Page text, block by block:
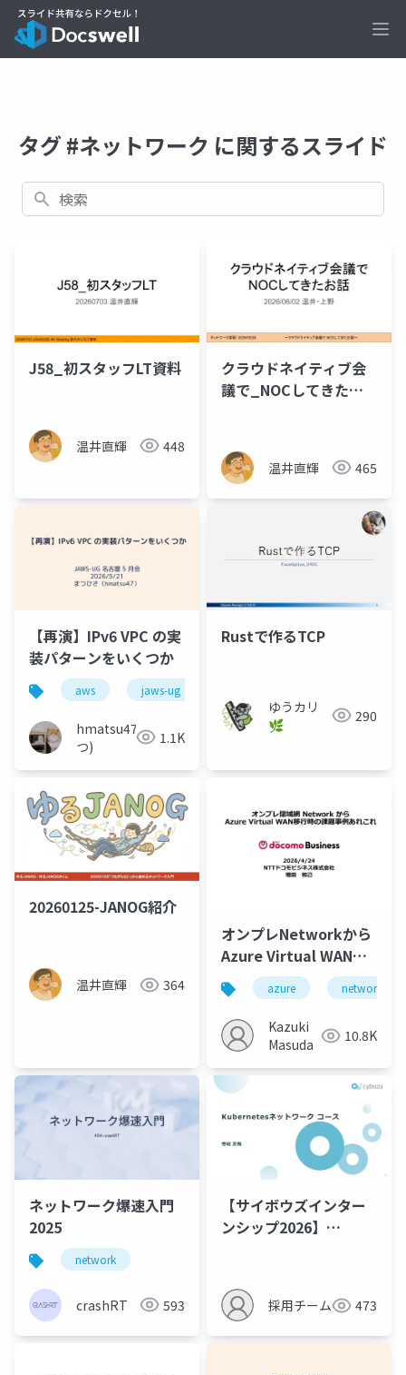
タグ #ネットワーク に関するスライド
検索
J58_初スタッフLT資料
温井直輝 448
クラウドネイティブ会
議で_NOCしてきたお
温井直輝 465
【再演】IPv6 VPC の実
装パターンをいくつか
aws jaws-ug
hmatsu47(ま
つ)
1.1K
Rustで作るTCP
ゆうカリ
🌿
290
20260125-JANOG紹介
温井直輝 364
オンプレNetworkから
Azure Virtual WAN移
行時の課題事例あれこ
れ
azure network
Kazuki
Masuda
10.8K
ネットワーク爆速入門
2025
network
crashRT 593
【サイボウズインター
ンシップ2026】
採用チーム 473